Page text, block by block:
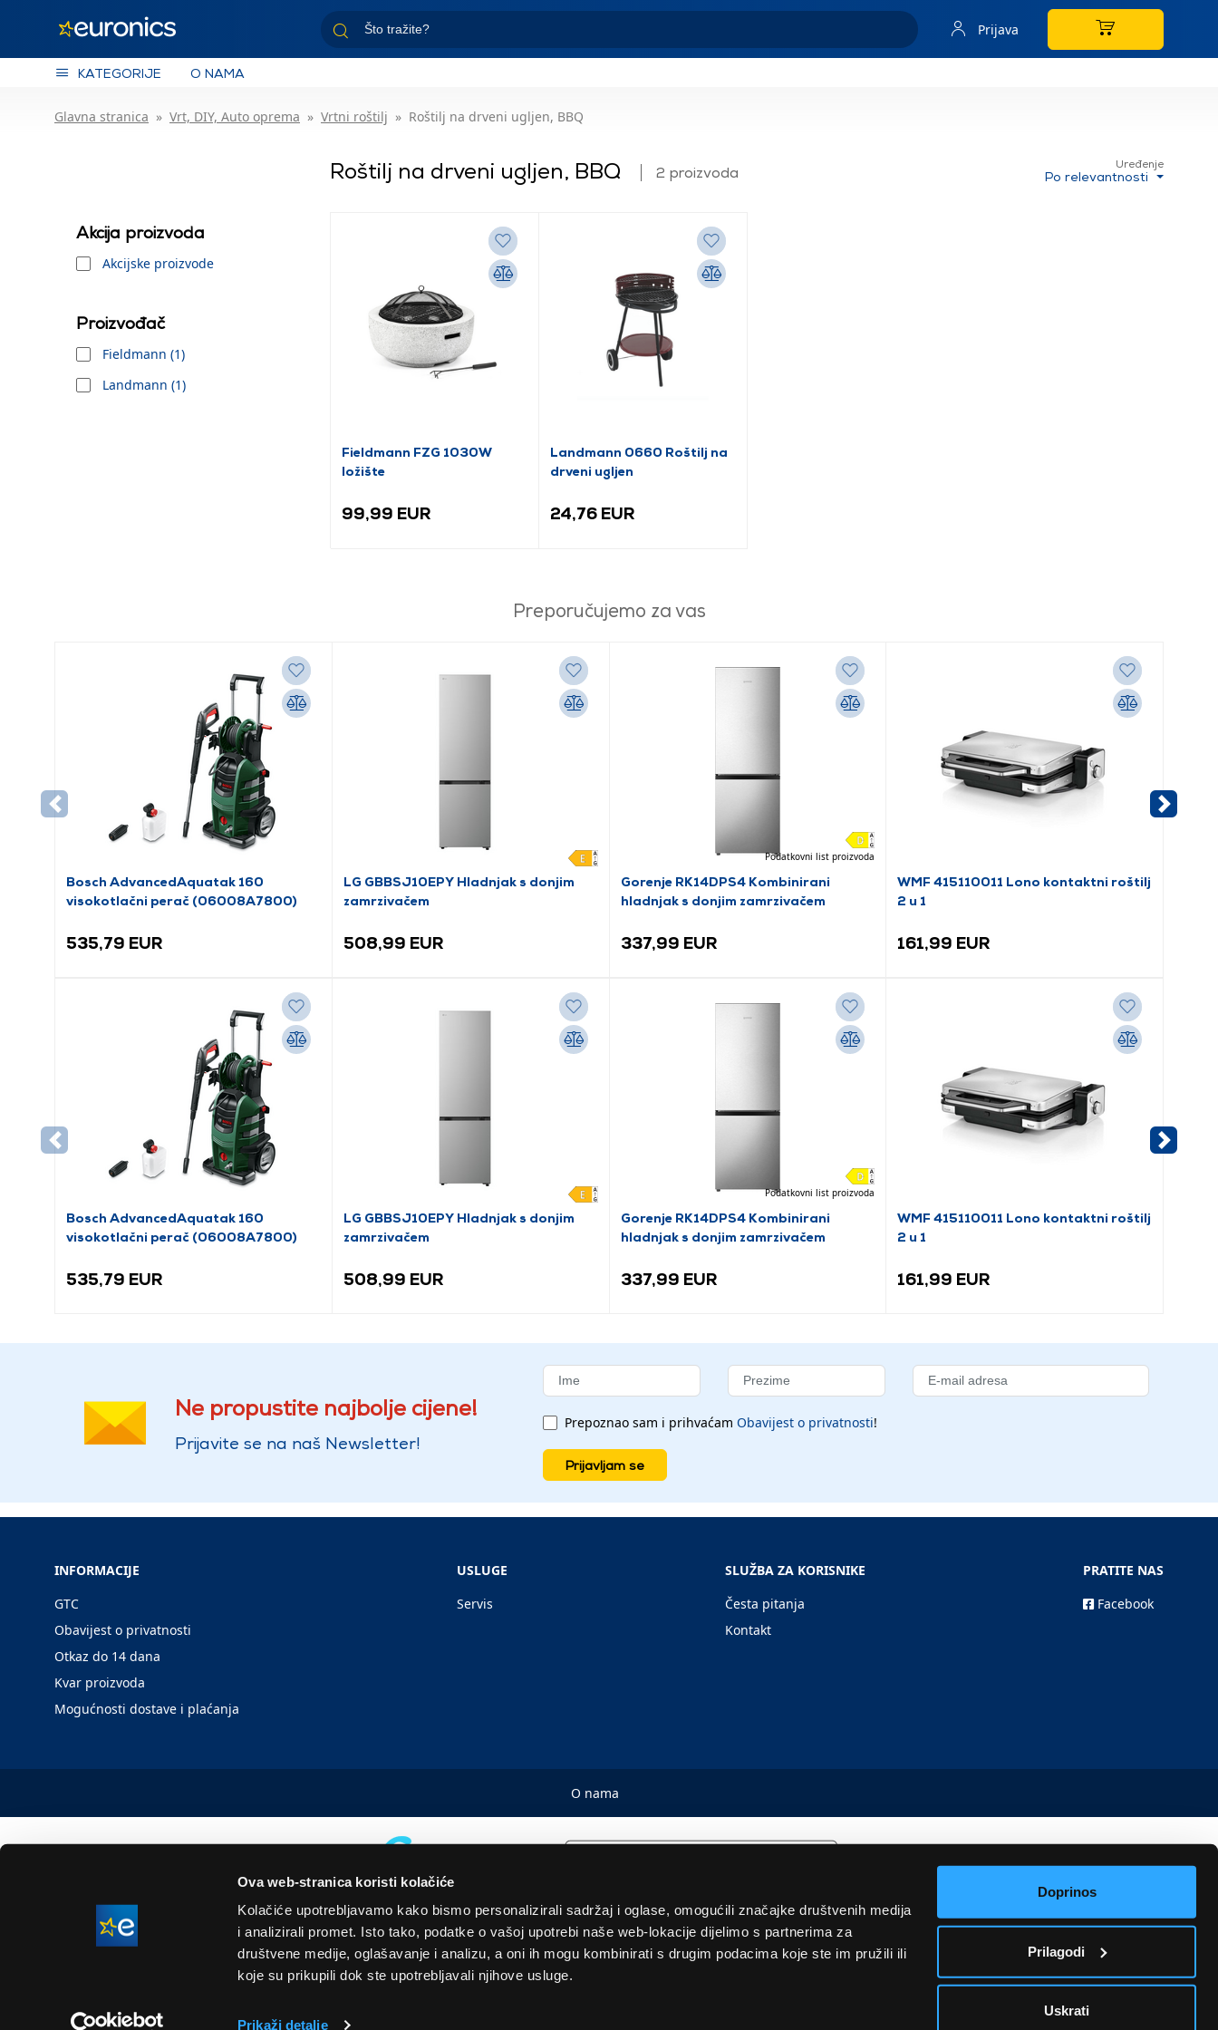
Ova web-stranica koristi kolačiće
Kolačiće upotrebljavamo kako bismo personalizirali sadržaj i oglase, omogućili značajke društvenih medija
i analizirali promet. Isto tako, podatke o vašoj upotrebi naše web-lokacije dijelimo s partnerima za
društvene medije, oglašavanje i analizu, a oni ih mogu kombinirati s drugim podacima koje ste im pružili ili
koje su prikupili dok ste upotrebljavali njihove usluge.
Prikaži detalje
Doprinos
Prilagodi
Uskrati
Prijava
KATEGORIJE O NAMA
Glavna stranica Vrt, DIY, Auto oprema Vrtni roštilj Roštilj na drveni ugljen, BBQ
Akcija proizvoda
Akcijske proizvode
Proizvođač
Fieldmann (1)
Landmann (1)
Roštilj na drveni ugljen, BBQ 2 proizvoda
Uređenje
Po relevantnosti
Fieldmann FZG 1030W
ložište
99,99 EUR
Landmann 0660 Roštilj na
drveni ugljen
24,76 EUR
Preporučujemo za vas
Bosch AdvancedAquatak 160
visokotlačni perač (06008A7800)
535,79 EUR
LG GBBSJ10EPY Hladnjak s donjim
zamrzivačem
508,99 EUR
Podatkovni list proizvoda
Gorenje RK14DPS4 Kombinirani
hladnjak s donjim zamrzivačem
337,99 EUR
WMF 415110011 Lono kontaktni roštilj
2 u 1
161,99 EUR
Bosch AdvancedAquatak 160
visokotlačni perač (06008A7800)
535,79 EUR
LG GBBSJ10EPY Hladnjak s donjim
zamrzivačem
508,99 EUR
Podatkovni list proizvoda
Gorenje RK14DPS4 Kombinirani
hladnjak s donjim zamrzivačem
337,99 EUR
WMF 415110011 Lono kontaktni roštilj
2 u 1
161,99 EUR
Ne propustite najbolje cijene!
Prijavite se na naš Newsletter!
Prepoznao sam i prihvaćam Obavijest o privatnosti!
Prijavljam se
INFORMACIJE
GTC
Obavijest o privatnosti
Otkaz do 14 dana
Kvar proizvoda
Mogućnosti dostave i plaćanja
USLUGE
Servis
SLUŽBA ZA KORISNIKE
Česta pitanja
Kontakt
PRATITE NAS
Facebook
O nama
© 2026. Sva prava pridržana! Euronics Technical Store Chain
Naše cijene su u EUR i uključuju PDV. Služimo samo količine za kućanstvo. Navedene cijene, slike i opisi su informativnog